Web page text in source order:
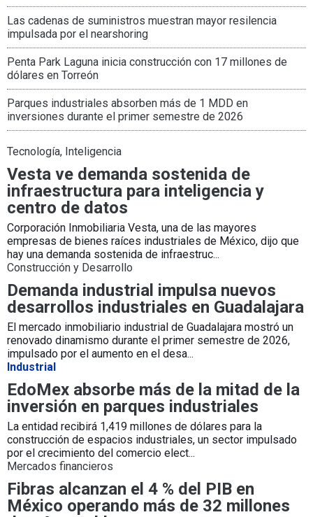
Las cadenas de suministros muestran mayor resilencia
impulsada por el nearshoring
Penta Park Laguna inicia construcción con 17 millones de
dólares en Torreón
Parques industriales absorben más de 1 MDD en
inversiones durante el primer semestre de 2026
Tecnología, Inteligencia
Vesta ve demanda sostenida de
infraestructura para inteligencia y
centro de datos
Corporación Inmobiliaria Vesta, una de las mayores
empresas de bienes raíces industriales de México, dijo que
hay una demanda sostenida de infraestruc...
Construcción y Desarrollo
Demanda industrial impulsa nuevos
desarrollos industriales en Guadalajara
El mercado inmobiliario industrial de Guadalajara mostró un
renovado dinamismo durante el primer semestre de 2026,
impulsado por el aumento en el desa...
Industrial
EdoMex absorbe más de la mitad de la
inversión en parques industriales
La entidad recibirá 1,419 millones de dólares para la
construcción de espacios industriales, un sector impulsado
por el crecimiento del comercio elect...
Mercados financieros
Fibras alcanzan el 4 % del PIB en
México operando más de 32 millones